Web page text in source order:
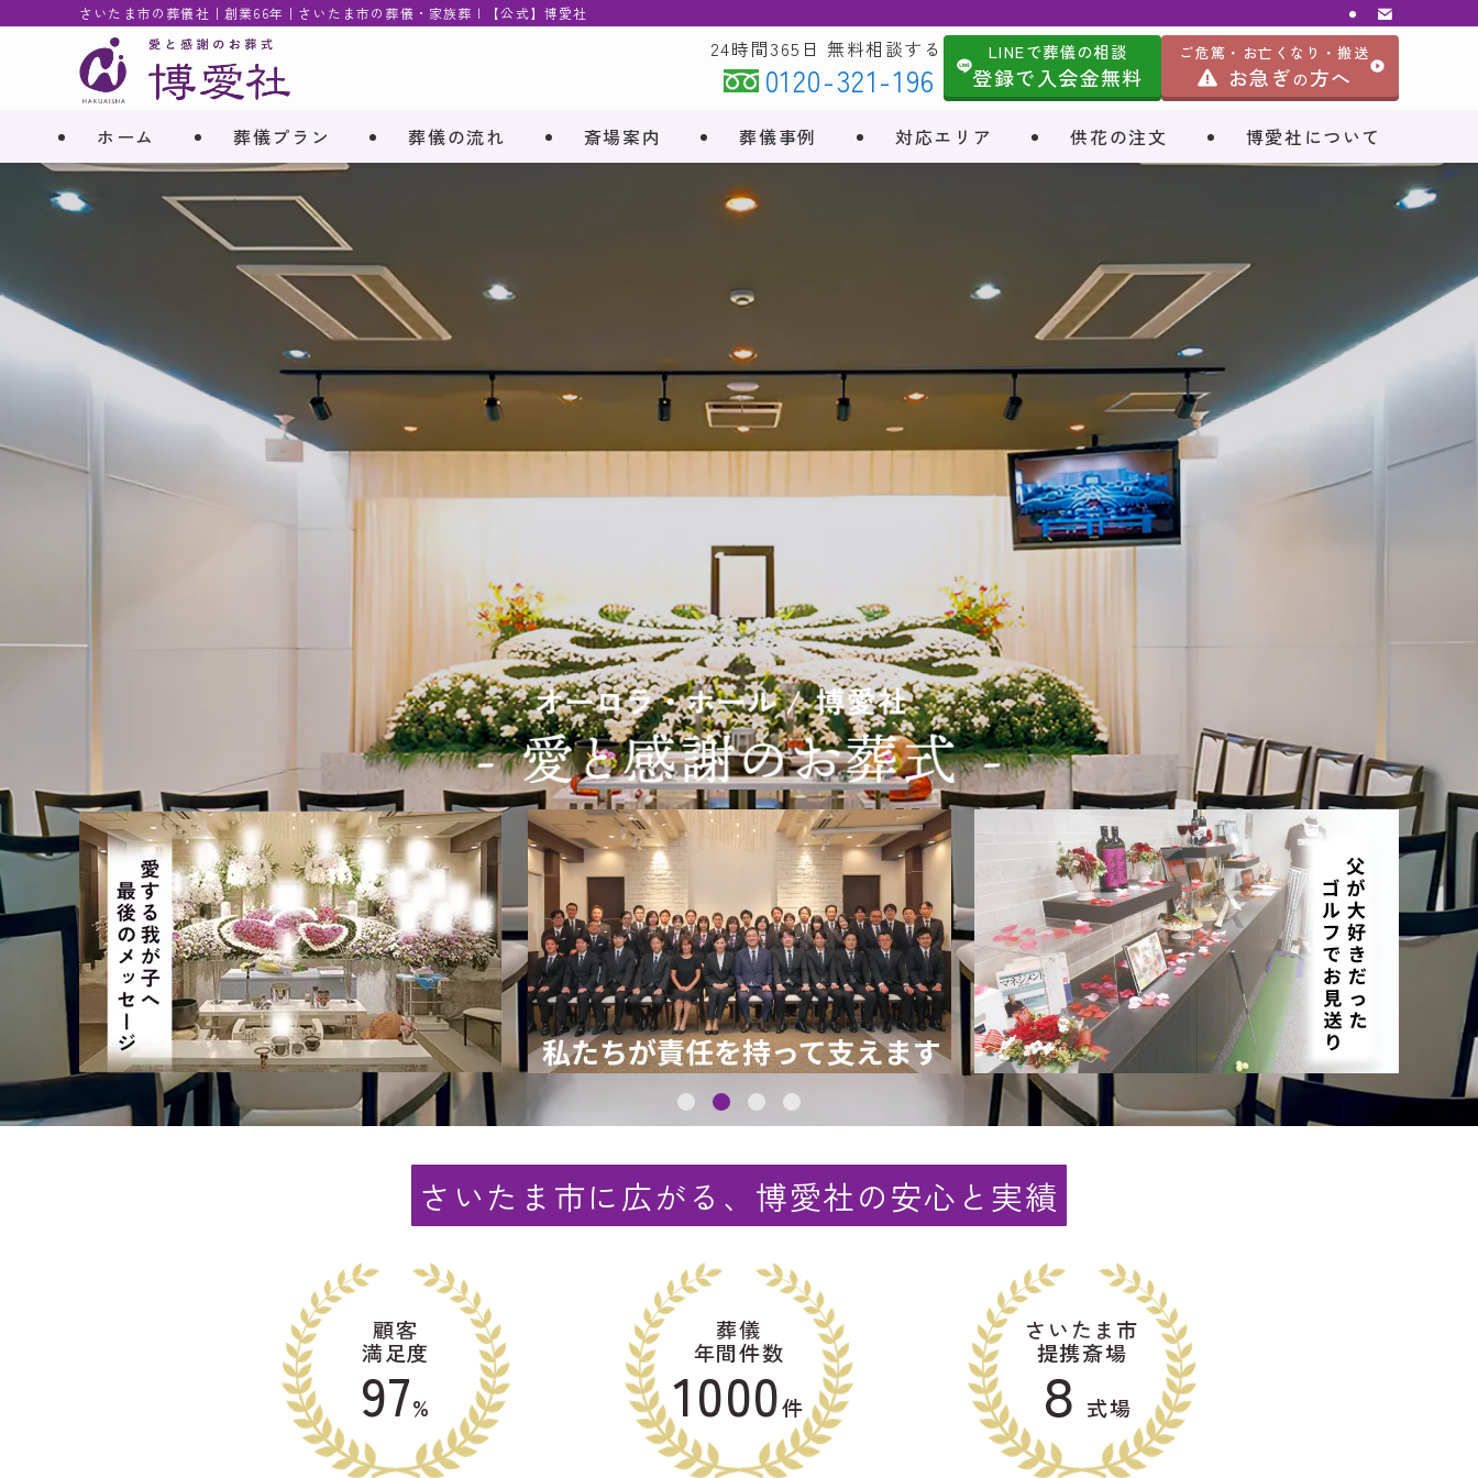
さいたま市の葬儀社｜創業66年｜さいたま市の葬儀・家族葬 | 【公式】博愛社
ホーム 葬儀プラン 葬儀の流れ 斎場案内 葬儀事例 対応エリア 供花の注文 博愛社について
24時間365日 無料相談する
0120-321-196
LINEで葬儀の相談
登録で入会金無料
ご危篤・お亡くなり・搬送
お急ぎの方へ
さいたま市に広がる、博愛社の安心と実績
顧客
満足度
97%
葬儀
年間件数
1000件
さいたま市
提携斎場
８ 式場